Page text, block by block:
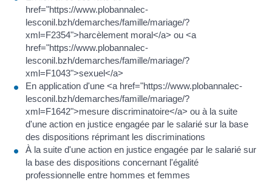
href="https://www.plobannalec-
lesconil.bzh/demarches/famille/mariage/?
xml=F2354">harcèlement moral</a> ou <a
href="https://www.plobannalec-
lesconil.bzh/demarches/famille/mariage/?
xml=F1043">sexuel</a>
En application d'une <a href="https://www.plobannalec-
lesconil.bzh/demarches/famille/mariage/?
xml=F1642">mesure discriminatoire</a> ou à la suite
d'une action en justice engagée par le salarié sur la base
des dispositions réprimant les discriminations
À la suite d'une action en justice engagée par le salarié sur
la base des dispositions concernant l'égalité
professionnelle entre hommes et femmes